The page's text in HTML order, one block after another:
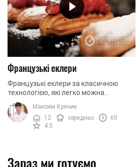
Французькі еклери
Французькі еклери за класичною
технологією, які легко можна
приготувати вдома. Сьогодні ми
готуємо еклери із заварним кремом.
Щоб надати крему ...
Максим Кречик
12
середньо
60
4.5
Зараз ми готуємо